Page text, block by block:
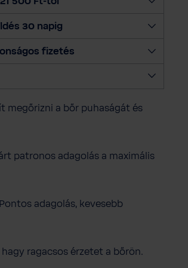
n
y
30 napig
fizetés
megőrizni a bőr puhaságát és
patronos adagolás a maximális
Pontos adagolás, kevesebb
hagy ragacsos érzetet a bőrön.